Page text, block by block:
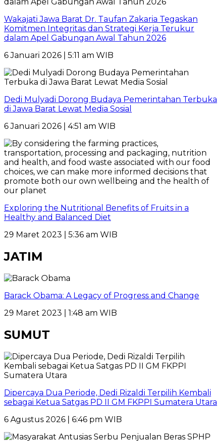
Wakajati Jawa Barat Dr. Taufan Zakaria Tegaskan
Komitmen Integritas dan Strategi Kerja Terukur
dalam Apel Gabungan Awal Tahun 2026
6 Januari 2026 | 5:11 am WIB
Dedi Mulyadi Dorong Budaya Pemerintahan Terbuka
di Jawa Barat Lewat Media Sosial
6 Januari 2026 | 4:51 am WIB
Exploring the Nutritional Benefits of Fruits in a
Healthy and Balanced Diet
29 Maret 2023 | 5:36 am WIB
JATIM
Barack Obama: A Legacy of Progress and Change
29 Maret 2023 | 1:48 am WIB
SUMUT
Dipercaya Dua Periode, Dedi Rizaldi Terpilih Kembali
sebagai Ketua Satgas PD II GM FKPPI Sumatera Utara
6 Agustus 2026 | 6:46 pm WIB